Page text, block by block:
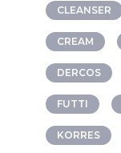
CLEANSER
CREAM
DERCOS
FUTTI
KORRES